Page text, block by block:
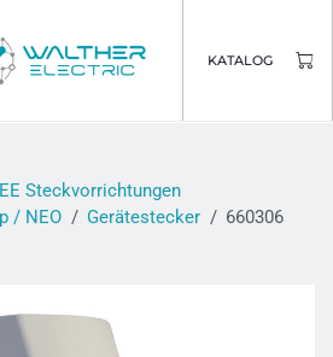
KATALOG
Steckvorrichtungen
/ NEO
Gerätestecker 660306